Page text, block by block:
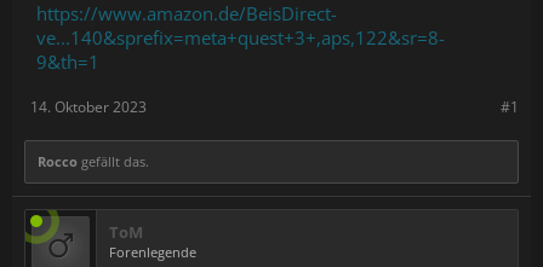
https://www.amazon.de/BeisDirect-
ve...140&sprefix=meta+quest+3+,aps,122&sr=8-
9&th=1
#1
14. Oktober 2023
Rocco gefällt das.
ToM
Forenlegende